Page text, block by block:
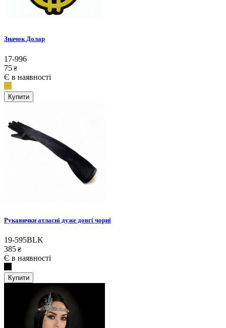
Значок Долар
17-996
75 ₴
Є в наявності
Купити
Рукавички атласні дуже довгі чорні
19-595BLK
385 ₴
Є в наявності
Купити